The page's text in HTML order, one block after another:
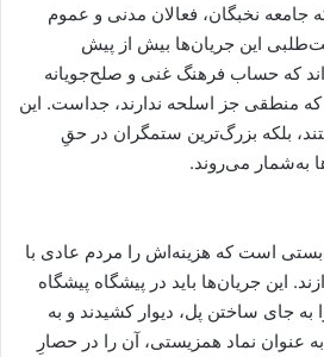
نخبگان، فعالان مدنی و عموم
این جریان‌ها بیش از پیش
که حساب فرهنگ غنی و صلح‌جویانه
منطقی جز اسلحه ندارند، جداست. این
بلکه بزرگ‌ترین ستمگران در حقِ
به‌شمار می‌روند.
است که هزینه‌اش را مردم عادی با
این جریان‌ها باید در پیشگاه پیشگاه
به جای ساختن پل، دیوار کشیدند و به
نماد همزیستی، آن را در حصارِ